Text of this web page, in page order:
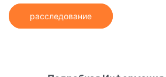
расследование